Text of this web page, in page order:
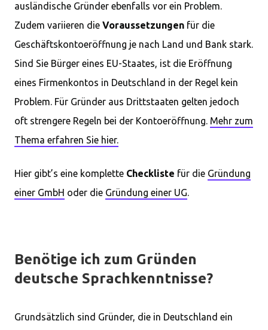
ausländische Gründer ebenfalls vor ein Problem.
Zudem variieren die Voraussetzungen für die
Geschäftskontoeröffnung je nach Land und Bank stark.
Sind Sie Bürger eines EU-Staates, ist die Eröffnung
eines Firmenkontos in Deutschland in der Regel kein
Problem. Für Gründer aus Drittstaaten gelten jedoch
oft strengere Regeln bei der Kontoeröffnung. Mehr zum
Thema erfahren Sie hier.
Hier gibt’s eine komplette Checkliste für die Gründung
einer GmbH oder die Gründung einer UG.
Benötige ich zum Gründen
deutsche Sprachkenntnisse?
Grundsätzlich sind Gründer, die in Deutschland ein